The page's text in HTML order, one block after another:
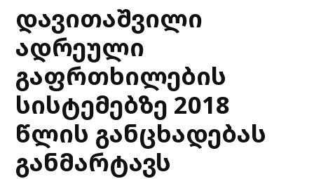
დავითაშვილი
ადრეული
გაფრთხილების
სისტემებზე 2018
წლის განცხადებას
განმარტავს